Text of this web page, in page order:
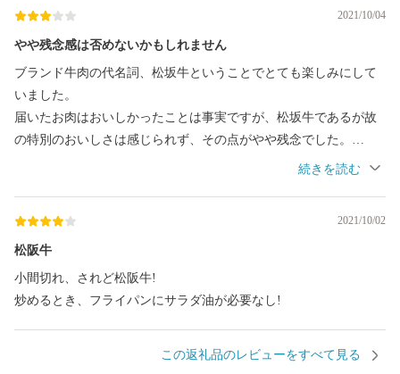
2021/10/04
やや残念感は否めないかもしれません
ブランド牛肉の代名詞、松坂牛ということでとても楽しみにして
いました。
届いたお肉はおいしかったことは事実ですが、松坂牛であるが故
の特別のおいしさは感じられず、その点がやや残念でした。
松坂牛という大ブランドに期待しすぎたのかもしれません。ま
今度は、ステーキ等をお願いしようかと思います。
2021/10/02
松阪牛
小間切れ、されど松阪牛!
炒めるとき、フライパンにサラダ油が必要なし!
この返礼品のレビューをすべて見る